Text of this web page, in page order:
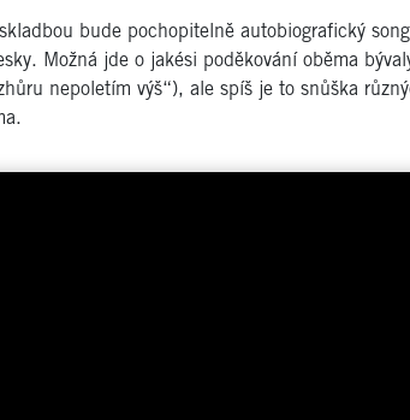
bude pochopitelně autobiografický
Možná jde o jakési poděkování oběma
nepoletím výš“), ale spíš je to snůška